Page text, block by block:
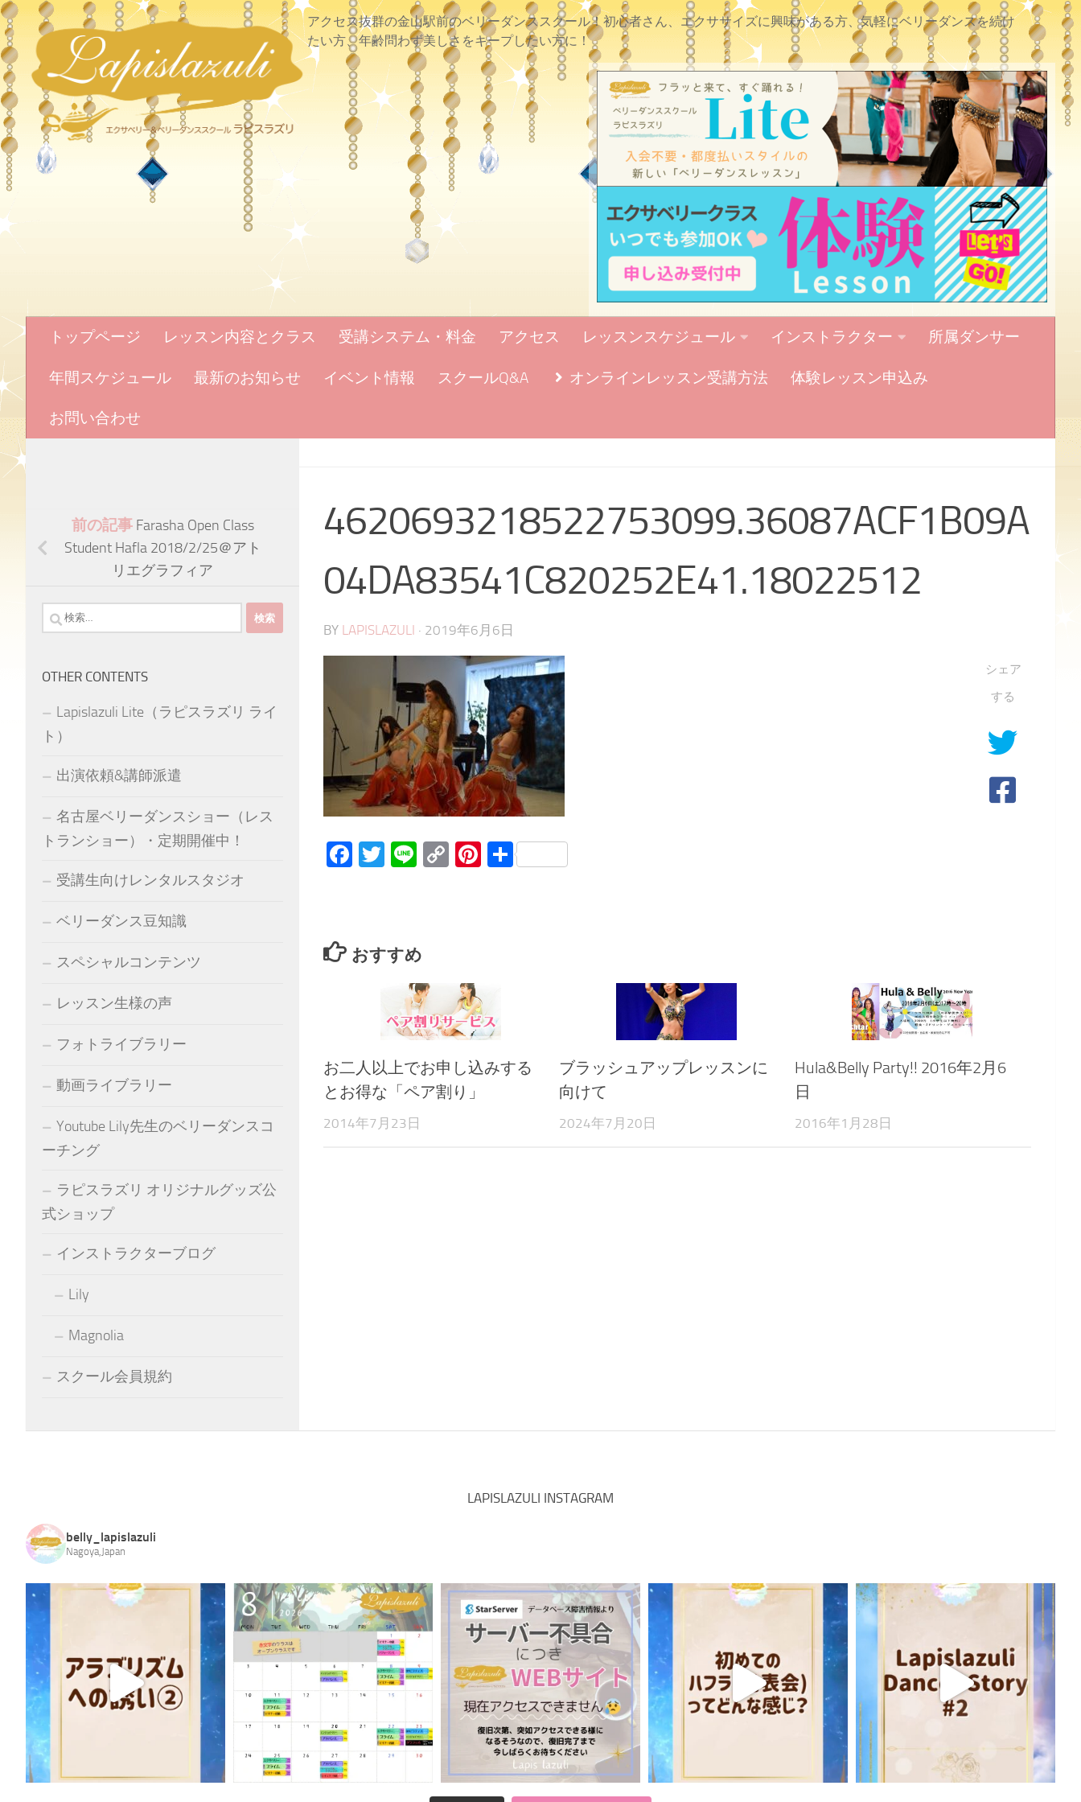
アクセス抜群の金山駅前のベリーダンススクール！初心者さん、エクササイズに興味がある方、気軽にベリーダンスを続け
たい方、年齢問わず美しさをキープしたい方に！
トップページ レッスン内容とクラス 受講システム・料金 アクセス レッスンスケジュール インストラクター 所属ダンサー
年間スケジュール 最新のお知らせ イベント情報 スクールQ&A オンラインレッスン受講方法 体験レッスン申込み
お問い合わせ
4620693218522753099.36087ACF1B09A
04DA83541C820252E41.18022512
BY LAPISLAZULI · 2019年6月6日
Facebook
Twitter
LineCopyPinterest
共
シェア
する
おすすめ
お二人以上でお申し込みする
とお得な「ペア割り」
2014年7月23日
ブラッシュアップレッスンに
向けて
2024年7月20日
Hula&Belly Party!! 2016年2月6
日
2016年1月28日
前の記事 Farasha Open Class
Student Hafla 2018/2/25＠アト
リエグラフィア
検
索:
OTHER CONTENTS
Lapislazuli Lite（ラピスラズリ ライ
ト）
出演依頼&講師派遣
名古屋ベリーダンスショー（レス
トランショー）・定期開催中！
受講生向けレンタルスタジオ
ベリーダンス豆知識
スペシャルコンテンツ
レッスン生様の声
フォトライブラリー
動画ライブラリー
Youtube Lily先生のベリーダンスコ
ーチング
ラピスラズリ オリジナルグッズ公
式ショップ
インストラクターブログ
Lily
Magnolia
スクール会員規約
LAPISLAZULI INSTAGRAM
belly_lapislazuli
Nagoya,Japan